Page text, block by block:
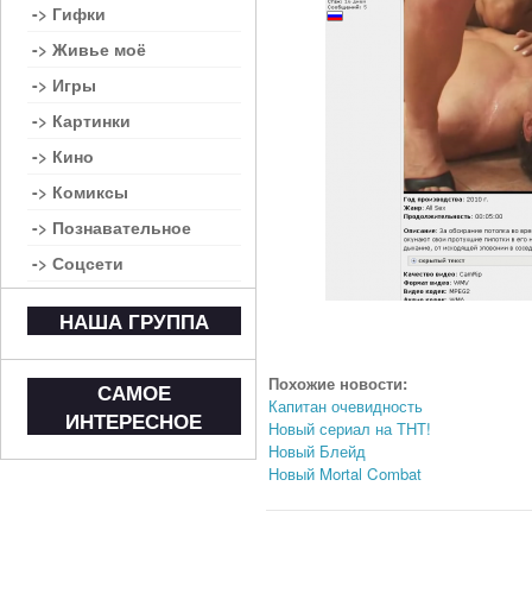
Похожие новости:
Капитан очевидность
Новый сериал на ТНТ!
Новый Блейд
Новый Mortal Combat
-> Гифки
-> Живье моё
-> Игры
-> Картинки
-> Кино
-> Комиксы
-> Познавательное
-> Соцсети
НАША ГРУППА
САМОЕ
ИНТЕРЕСНОЕ